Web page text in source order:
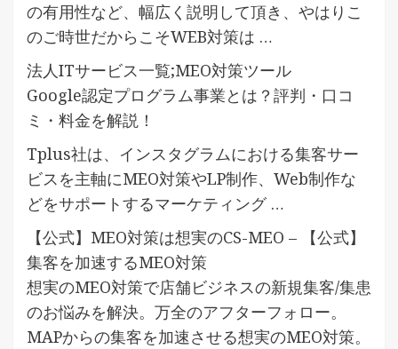
の有用性など、幅広く説明して頂き、やはりこ
のご時世だからこそWEB対策は …
法人ITサービス一覧;MEO対策ツール
Google認定プログラム事業とは？評判・口コ
ミ・料金を解説！
Tplus社は、インスタグラムにおける集客サー
ビスを主軸にMEO対策やLP制作、Web制作な
どをサポートするマーケティング …
【公式】MEO対策は想実のCS-MEO – 【公式】
集客を加速するMEO対策
想実のMEO対策で店舗ビジネスの新規集客/集患
のお悩みを解決。万全のアフターフォロー。
MAPからの集客を加速させる想実のMEO対策。